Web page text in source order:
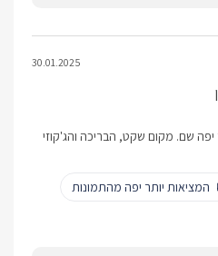
30.01.2025
יפה שם. מקום שקט, הבריכה והג'קוזי
המציאות יותר יפה מהתמונות